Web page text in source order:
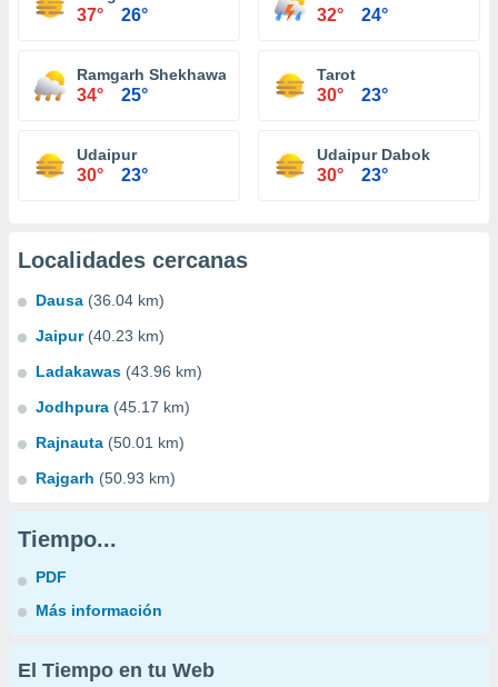
37° 26° 32° 24°
Ramgarh Shekhawati
34° 25°
Tarot
30° 23°
Udaipur
30° 23°
Udaipur Dabok
30° 23°
Localidades cercanas
Dausa (36.04 km)
Jaipur (40.23 km)
Ladakawas (43.96 km)
Jodhpura (45.17 km)
Rajnauta (50.01 km)
Rajgarh (50.93 km)
Tiempo...
PDF
Más información
El Tiempo en tu Web